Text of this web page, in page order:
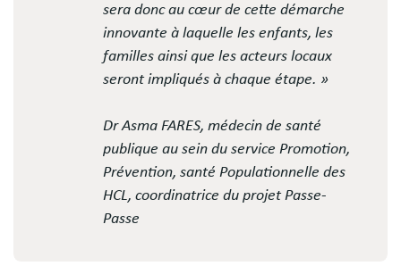
sera donc au cœur de cette démarche
innovante à laquelle les enfants, les
familles ainsi que les acteurs locaux
seront impliqués à chaque étape. »
Dr Asma FARES, médecin de santé
publique au sein du service Promotion,
Prévention, santé Populationnelle des
HCL, coordinatrice du projet Passe-
Passe